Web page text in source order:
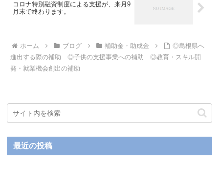
コロナ特別融資制度による支援が、来月9
月末で終わります。
ホーム ブログ 補助金・助成金
◎島根県へ
進出する際の補助 ◎子供の支援事業への補助 ◎教育・スキル開
発・就業機会創出の補助
最近の投稿